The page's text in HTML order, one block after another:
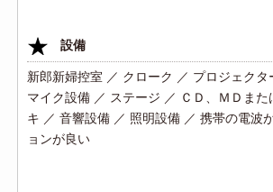
設備
新郎新婦控室 ／ クローク ／ プロジェクタ
マイク設備 ／ ステージ ／ ＣＤ、ＭＤまた
キ ／ 音響設備 ／ 照明設備 ／ 携帯の電波
ョンが良い